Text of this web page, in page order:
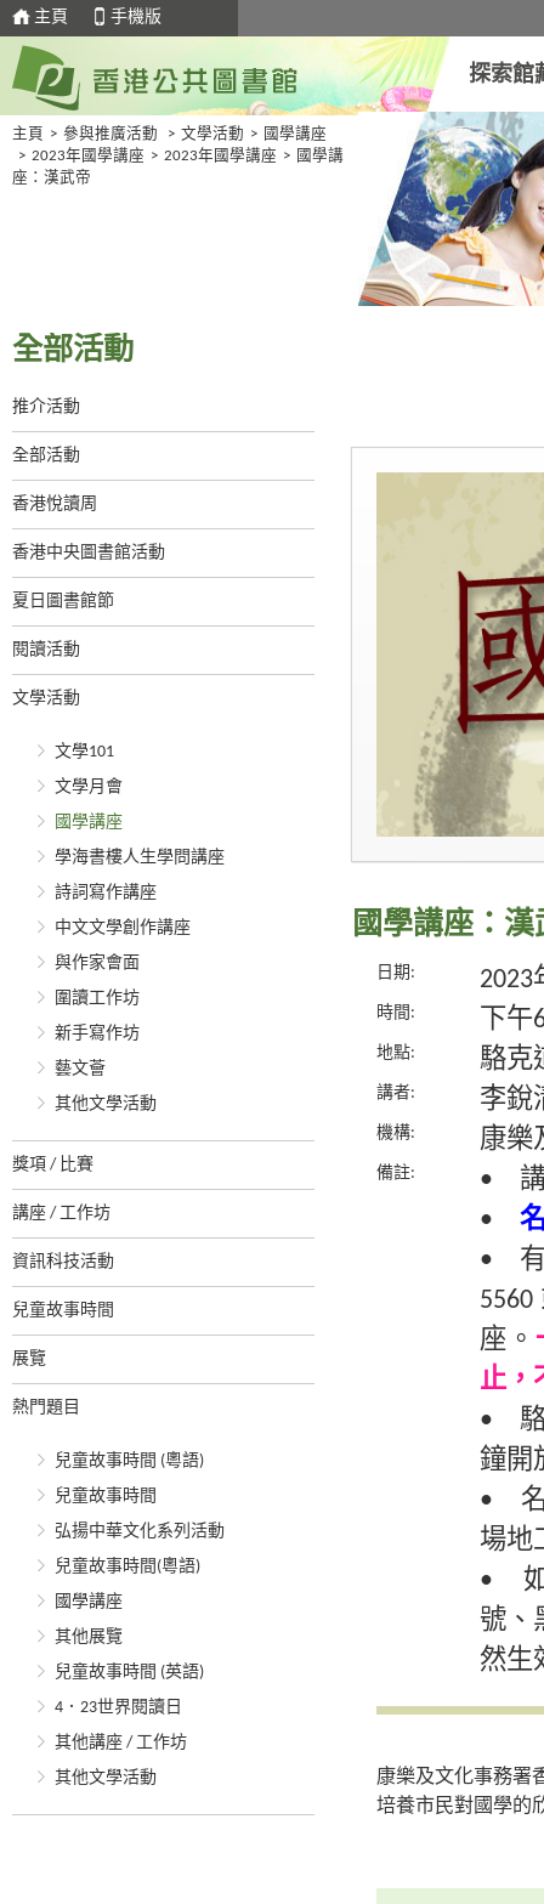
主頁 手機版
探索館
主頁 > 參與推廣活動 > 文學活動 > 國學講座
> 2023年國學講座 > 2023年國學講座 > 國學講
座：漢武帝
全部活動
推介活動
全部活動
香港悅讀周
香港中央圖書館活動
夏日圖書館節
閱讀活動
文學活動
文學101
文學月會
國學講座
學海書樓人生學問講座
詩詞寫作講座
中文文學創作講座
與作家會面
圍讀工作坊
新手寫作坊
藝文薈
其他文學活動
獎項 / 比賽
講座 / 工作坊
資訊科技活動
兒童故事時間
展覽
熱門題目
兒童故事時間 (粵語)
兒童故事時間
弘揚中華文化系列活動
兒童故事時間(粵語)
國學講座
其他展覽
兒童故事時間 (英語)
4．23世界閱讀日
其他講座 / 工作坊
其他文學活動
國學講座：漢
日期: 2023
時間: 下
地點: 駱克
講者: 李銳
機構: 康樂
備註:
• 講
•
• 有
座。
止，
• 駱
鐘開
• 名
場地
• 如
號、
然生
康樂及文化事務署
培養市民對國學的